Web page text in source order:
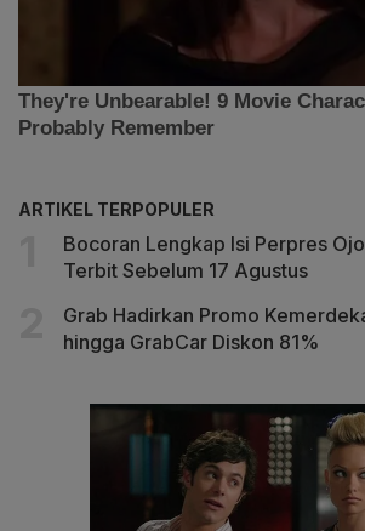
ARTIKEL TERPOPULER
Bocoran Lengkap Isi Perpres
Terbit Sebelum 17 Agustus
Grab Hadirkan Promo
hingga GrabCar Diskon 81%